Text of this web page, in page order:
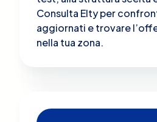
Consulta Elty per
aggiornati e trovare
nella tua zona.